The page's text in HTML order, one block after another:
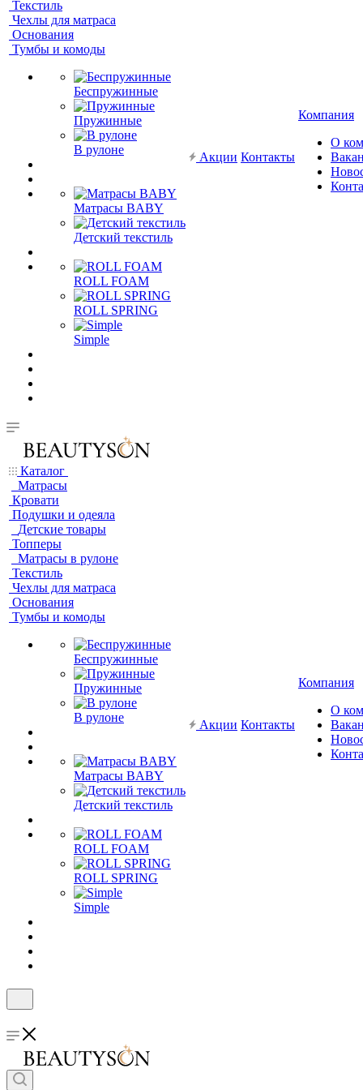
Текстиль
Чехлы для матраса
Основания
Тумбы и комоды
Беспружинные
Пружинные
В рулоне
Матрасы BABY
Детский текстиль
ROLL FOAM
ROLL SPRING
Simple
Акции Контакты
Компания
О
Каталог
Матрасы
Кровати
Подушки и одеяла
Детские товары
Топперы
Матрасы в рулоне
Текстиль
Чехлы для матраса
Основания
Тумбы и комоды
Беспружинные
Пружинные
В рулоне
Матрасы BABY
Детский текстиль
ROLL FOAM
ROLL SPRING
Simple
Акции Контакты
Компания
О